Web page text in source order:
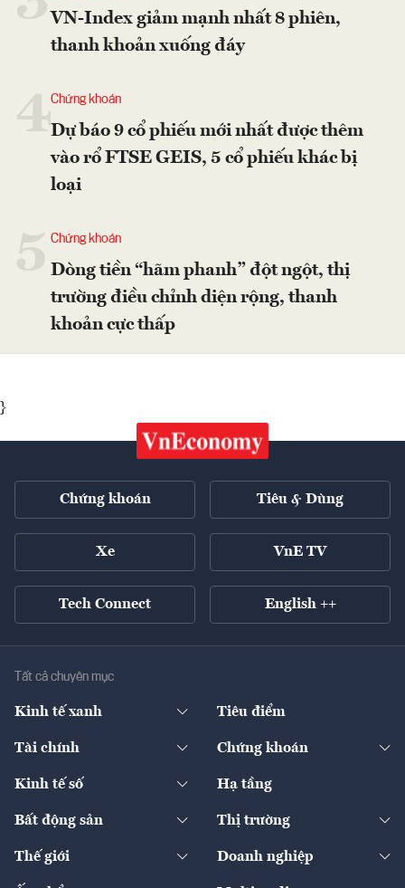
VN-Index giảm mạnh nhất 8 phiên,
thanh khoản xuống đáy
4Chứng khoán
Dự báo 9 cổ phiếu mới nhất được thêm
vào rổ FTSE GEIS, 5 cổ phiếu khác bị
loại
Chứng khoán
Dòng tiền “hãm phanh” đột ngột, thị
trường điều chỉnh diện rộng, thanh
khoản cực thấp
}
Chứng khoán Tiêu & Dùng
Xe VnE TV
Tech Connect English ++
Tất cả chuyên mục
Kinh tế xanh
Diễn đàn
Tiêu điểm
Tài chính
Ngân hàng
Bảo hiểm
Chứng khoán
Doanh nghiệp niêm yết
Kinh tế số
Sản phẩm - Thị trường
Hạ tầng
Bất động sản
Chính sách
Thị trường
Thế giới
Kinh tế
Doanh nghiệp